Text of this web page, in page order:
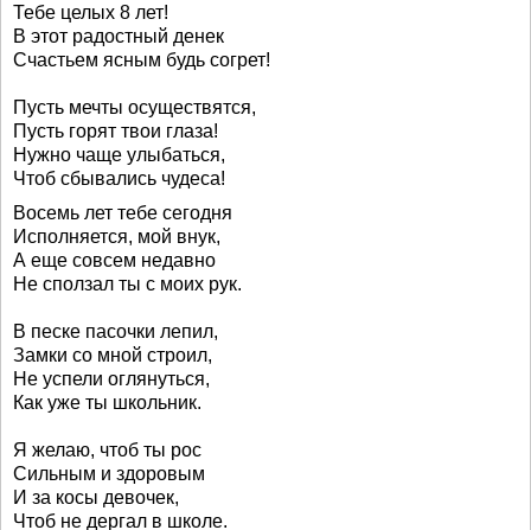
Тебе целых 8 лет!
В этот радостный денек
Счастьем ясным будь согрет!
Пусть мечты осуществятся,
Пусть горят твои глаза!
Нужно чаще улыбаться,
Чтоб сбывались чудеса!
Восемь лет тебе сегодня
Исполняется, мой внук,
А еще совсем недавно
Не сползал ты с моих рук.
В песке пасочки лепил,
Замки со мной строил,
Не успели оглянуться,
Как уже ты школьник.
Я желаю, чтоб ты рос
Сильным и здоровым
И за косы девочек,
Чтоб не дергал в школе.